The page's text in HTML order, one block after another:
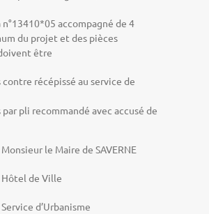
accompagné de 4
du projet et des pièces
être
récépissé au service de
pli recommandé avec accusé de
Monsieur le Maire de SAVERNE
Hôtel de Ville
Service d’Urbanisme